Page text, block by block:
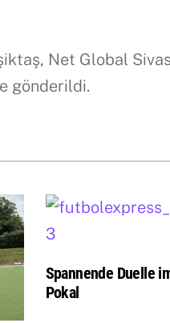
Net Global
gönderildi.
Spannende Duelle
Pokal